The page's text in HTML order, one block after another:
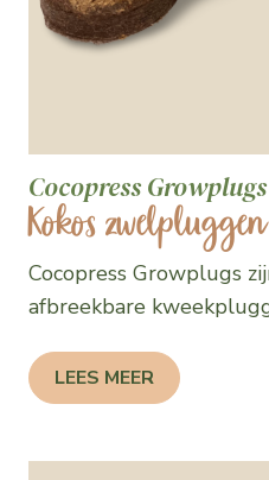
Cocopress Growplugs
Kokos zwelpluggen
Cocopress Growplugs
afbreekbare
LEES MEER